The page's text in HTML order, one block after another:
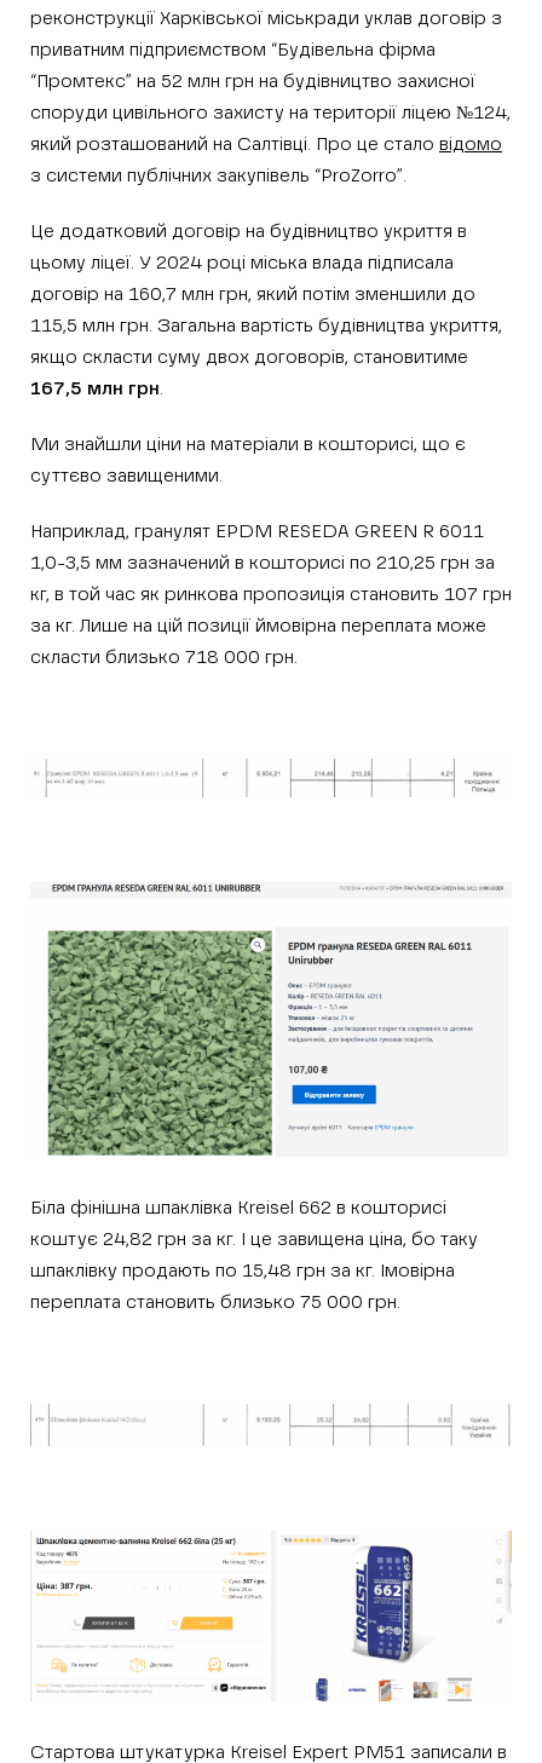
реконструкції Харківської міськради уклав договір з
приватним підприємством “Будівельна фірма
“Промтекс” на 52 млн грн на будівництво захисної
споруди цивільного захисту на території ліцею №124,
який розташований на Салтівці. Про це стало відомо
з системи публічних закупівель “ProZorro”.
Це додатковий договір на будівництво укриття в
цьому ліцеї. У 2024 році міська влада підписала
договір на 160,7 млн грн, який потім зменшили до
115,5 млн грн. Загальна вартість будівництва укриття,
якщо скласти суму двох договорів, становитиме
167,5 млн грн.
Ми знайшли ціни на матеріали в кошторисі, що є
суттєво завищеними.
Наприклад, гранулят ЕPDM RESEDA GREEN R 6011
1,0-3,5 мм зазначений в кошторисі по 210,25 грн за
кг, в той час як ринкова пропозиція становить 107 грн
за кг. Лише на цій позиції ймовірна переплата може
скласти близько 718 000 грн.
Біла фінішна шпаклівка Kreisel 662 в кошторисі
коштує 24,82 грн за кг. І це завищена ціна, бо таку
шпаклівку продають по 15,48 грн за кг. Імовірна
переплата становить близько 75 000 грн.
Стартова штукатурка Kreisel Expert PM51 записали в